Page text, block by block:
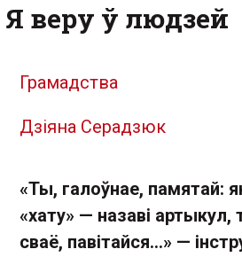
Я веру ў людзей
Грамадства
Дзіяна Серадзюк
«Ты, галоўнае, памятай:
«хату» — назаві артыкул,
сваё, павітайся…» —